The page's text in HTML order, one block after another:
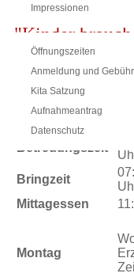
Impressionen
Informationen
Öffnungszeiten
Anmeldung und
Kita Satzung
Aufnahmeantrag
Datenschutz
"Kinder
Orientierung"
Betreuungszeit
Bringzeit
Mittagessen
Montag